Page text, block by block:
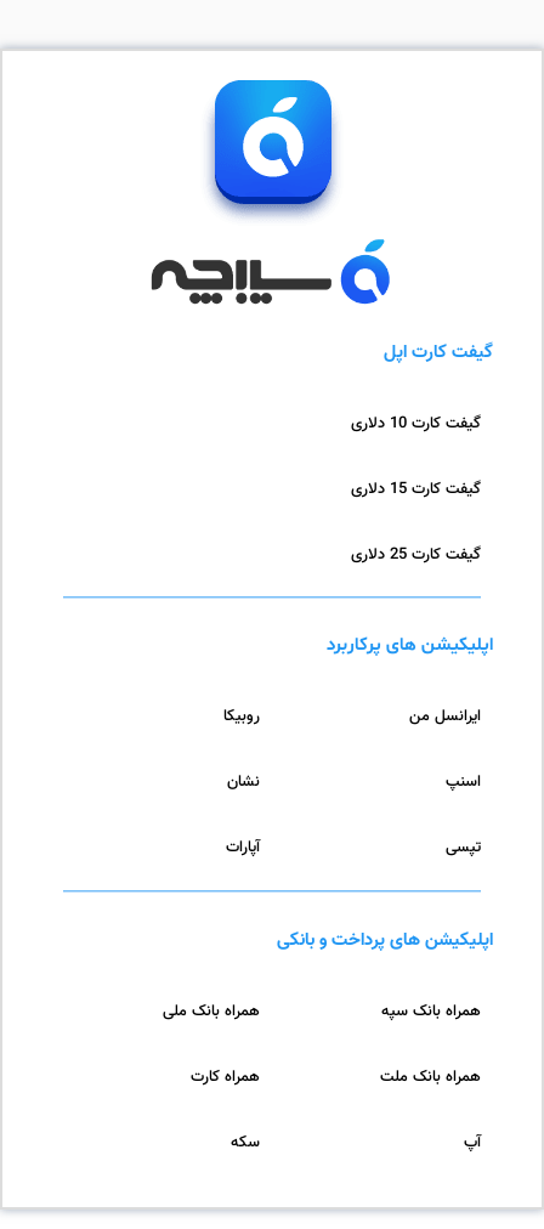
گیفت کارت اپل
گیفت کارت 10 دلاری
گیفت کارت 15 دلاری
گیفت کارت 25 دلاری
اپلیکیشن های پرکاربرد
روبیکا ایرانسل من
نشان اسنپ
آپارات تپسی
اپلیکیشن های پرداخت و بانکی
همراه بانک ملی همراه بانک سپه
همراه کارت همراه بانک ملت
سکه آپ